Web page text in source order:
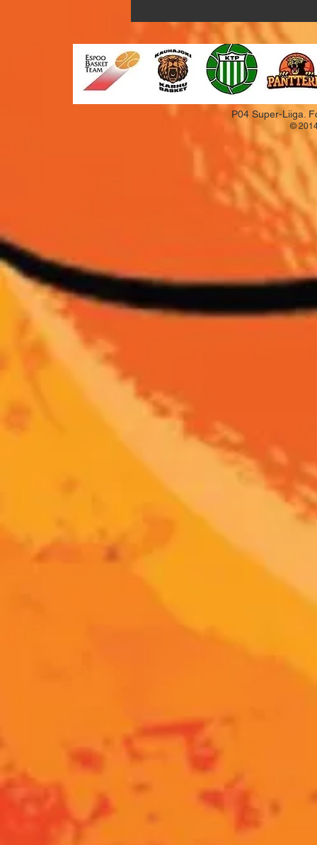
P04 Super-Liiga.
©